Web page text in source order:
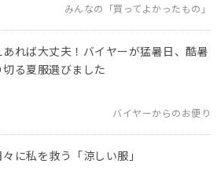
みんなの「買ってよかったもの」
あれば大丈夫！バイヤーが猛暑日、酷暑
切る夏服選びました
バイヤーからのお便り
に私を救う「涼しい服」